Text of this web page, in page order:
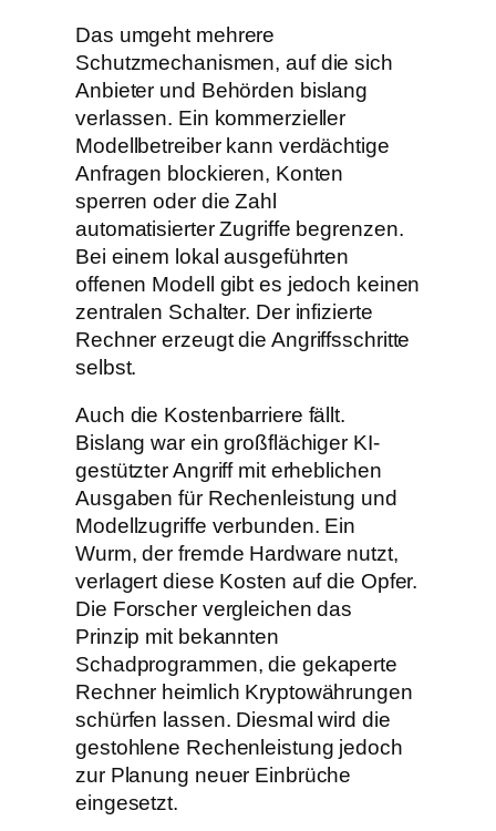
Das umgeht mehrere
Schutzmechanismen, auf die sich
Anbieter und Behörden bislang
verlassen. Ein kommerzieller
Modellbetreiber kann verdächtige
Anfragen blockieren, Konten
sperren oder die Zahl
automatisierter Zugriffe begrenzen.
Bei einem lokal ausgeführten
offenen Modell gibt es jedoch keinen
zentralen Schalter. Der infizierte
Rechner erzeugt die Angriffsschritte
selbst.
Auch die Kostenbarriere fällt.
Bislang war ein großflächiger KI-
gestützter Angriff mit erheblichen
Ausgaben für Rechenleistung und
Modellzugriffe verbunden. Ein
Wurm, der fremde Hardware nutzt,
verlagert diese Kosten auf die Opfer.
Die Forscher vergleichen das
Prinzip mit bekannten
Schadprogrammen, die gekaperte
Rechner heimlich Kryptowährungen
schürfen lassen. Diesmal wird die
gestohlene Rechenleistung jedoch
zur Planung neuer Einbrüche
eingesetzt.